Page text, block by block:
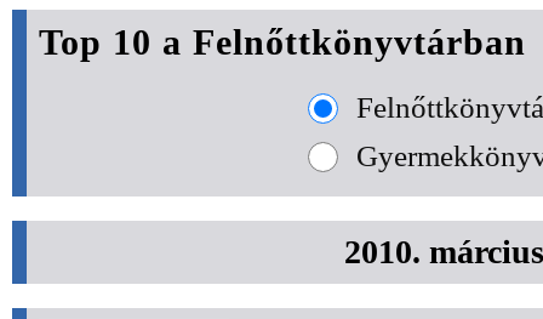
Top 10 a Felnőttkönyvtárban
2010. március